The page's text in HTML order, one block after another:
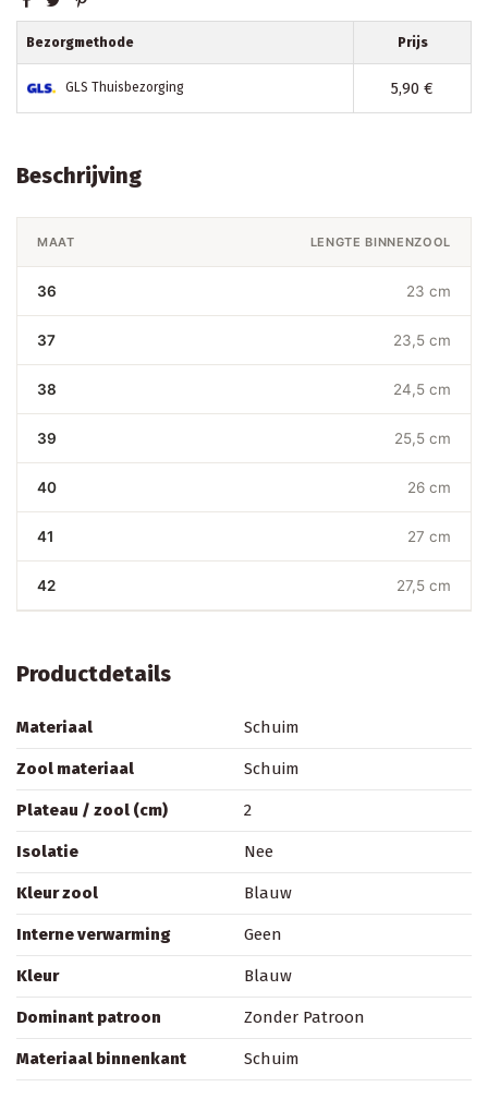
Bezorgmethode Prijs
GLS Thuisbezorging 5,90 €
Beschrijving
MAAT LENGTE BINNENZOOL
36 23 cm
37 23,5 cm
38 24,5 cm
39 25,5 cm
40 26 cm
41 27 cm
42 27,5 cm
Productdetails
Materiaal Schuim
Zool materiaal Schuim
Plateau / zool (cm) 2
Isolatie Nee
Kleur zool Blauw
Interne verwarming Geen
Kleur Blauw
Dominant patroon Zonder Patroon
Materiaal binnenkant Schuim